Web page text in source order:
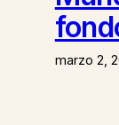
marzo 2,